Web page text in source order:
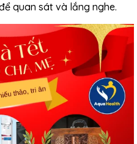
quan sát và lắng nghe.